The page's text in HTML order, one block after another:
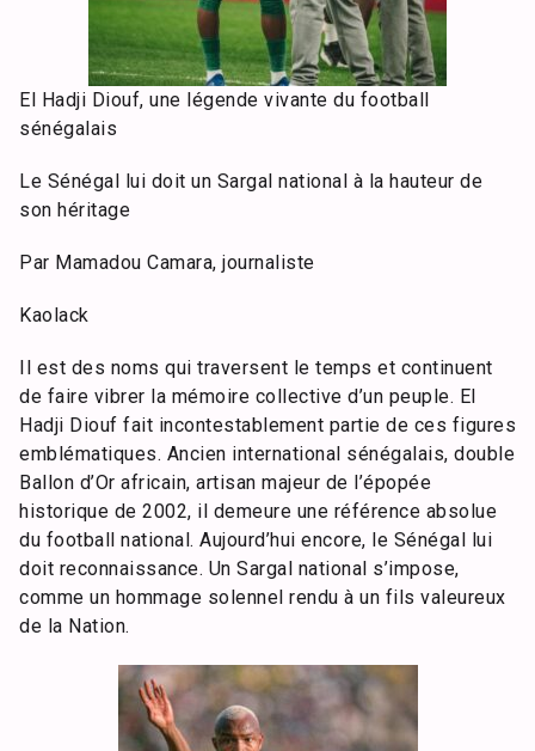
El Hadji Diouf, une légende vivante du football
sénégalais
Le Sénégal lui doit un Sargal national à la hauteur de
son héritage
Par Mamadou Camara, journaliste
Kaolack
Il est des noms qui traversent le temps et continuent
de faire vibrer la mémoire collective d’un peuple. El
Hadji Diouf fait incontestablement partie de ces figures
emblématiques. Ancien international sénégalais, double
Ballon d’Or africain, artisan majeur de l’épopée
historique de 2002, il demeure une référence absolue
du football national. Aujourd’hui encore, le Sénégal lui
doit reconnaissance. Un Sargal national s’impose,
comme un hommage solennel rendu à un fils valeureux
de la Nation.